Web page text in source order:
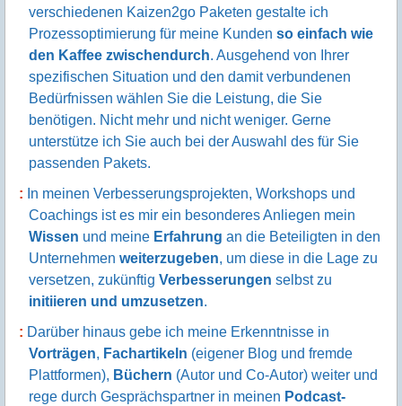
Kundenzufriedenheit, engagiertere Führungskräfte
und Mitarbeiter – wo anfangen und weitermachen,
erschlagen von den Möglichkeiten und unsicher
bezüglich den Notwendigkeiten? – Mit den
verschiedenen Kaizen2go Paketen gestalte ich
Prozessoptimierung für meine Kundenso einfach wie
den Kaffee zwischendurch. Ausgehend von Ihrer
spezifischen Situation und den damit verbundenen
Bedürfnissen wählen Sie die Leistung, die Sie
benötigen. Nicht mehr und nicht weniger. Gerne
unterstütze ich Sie auch bei der Auswahl des für Sie
passenden Pakets.
In meinen Verbesserungsprojekten, Workshops und
Coachings ist es mir ein besonderes Anliegen mein
Wissen
und meine Erfahrung
an die Beteiligten in den
Unternehmen
weiterzugeben
, um diese in die Lage zu
versetzen, zukünftig
Verbesserungenselbst zu
initiieren und umzusetzen